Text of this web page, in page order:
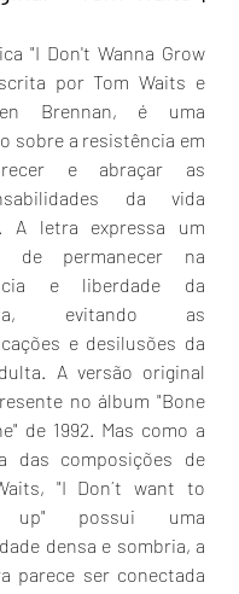
"I Don't Wanna Grow
por Tom Waits e
Brennan, é uma
sobre a resistência em
e abraçar as
da vida
A letra expressa um
de permanecer na
e liberdade da
evitando as
e desilusões da
A versão original
no álbum "Bone
de 1992. Mas como a
das composições de
"I Don´t want to
up" possui uma
densa e sombria, a
parece ser conectada